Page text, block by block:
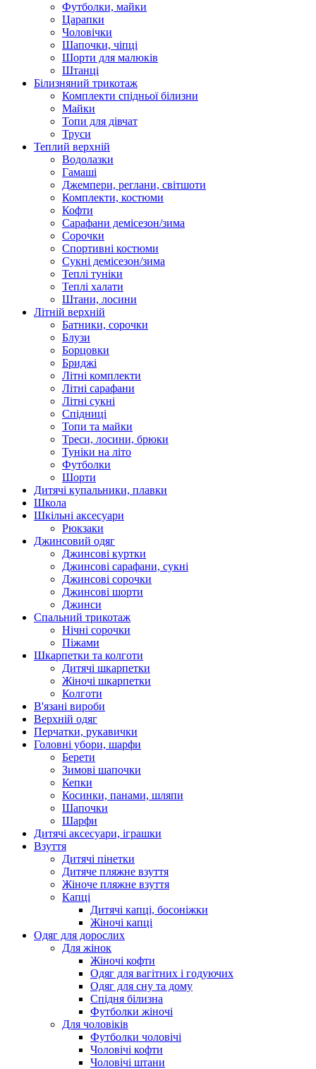
Футболки, майки
Царапки
Чоловічки
Шапочки, чіпці
Шорти для малюків
Штанці
Білизняний трикотаж
Комплекти спідньої білизни
Майки
Топи для дівчат
Труси
Теплий верхній
Водолазки
Гамаші
Джемпери, реглани, світшоти
Комплекти, костюми
Кофти
Сарафани демісезон/зима
Сорочки
Спортивні костюми
Сукні демісезон/зима
Теплі туніки
Теплі халати
Штани, лосини
Літній верхній
Батники, сорочки
Блузи
Борцовки
Бриджі
Літні комплекти
Літні сарафани
Літні сукні
Спідниці
Топи та майки
Треси, лосини, брюки
Туніки на літо
Футболки
Шорти
Дитячі купальники, плавки
Школа
Шкільні аксесуари
Рюкзаки
Джинсовий одяг
Джинсові куртки
Джинсові сарафани, сукні
Джинсові сорочки
Джинсові шорти
Джинси
Спальний трикотаж
Нічні сорочки
Піжами
Шкарпетки та колготи
Дитячі шкарпетки
Жіночі шкарпетки
Колготи
В'язані вироби
Верхній одяг
Перчатки, рукавички
Головні убори, шарфи
Берети
Зимові шапочки
Кепки
Косинки, панами, шляпи
Шапочки
Шарфи
Дитячі аксесуари, іграшки
Взуття
Дитячі пінетки
Дитяче пляжне взуття
Жіноче пляжне взуття
Капці
Дитячі капці, босоніжки
Жіночі капці
Одяг для дорослих
Для жінок
Жіночі кофти
Одяг для вагітних і годуючих
Одяг для сну та дому
Спідня білизна
Футболки жіночі
Для чоловіків
Футболки чоловічі
Чоловічі кофти
Чоловічі штани